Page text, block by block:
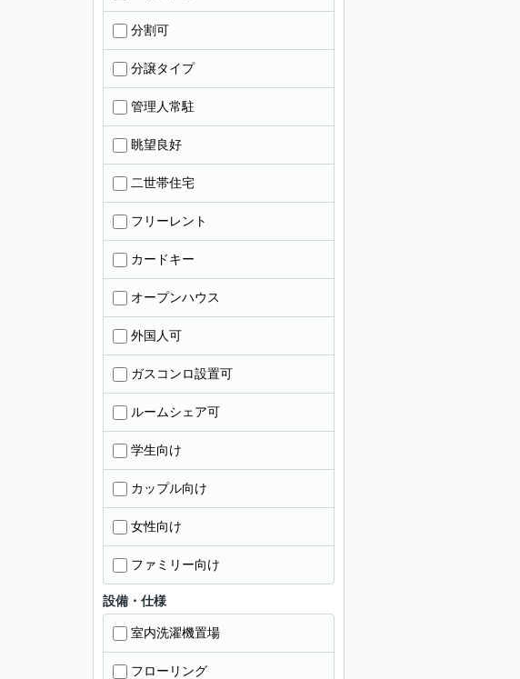
分割可
分譲タイプ
管理人常駐
眺望良好
二世帯住宅
フリーレント
カードキー
オープンハウス
外国人可
ガスコンロ設置可
ルームシェア可
学生向け
カップル向け
女性向け
ファミリー向け
設備・仕様
室内洗濯機置場
フローリング